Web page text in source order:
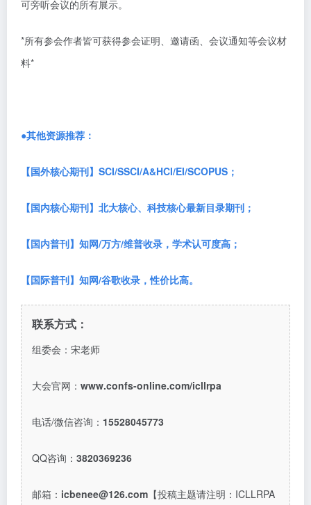
可旁听会议的所有展示。
*所有参会作者皆可获得参会证明、邀请函、会议通知等会议材
料*
●其他资源推荐：
【国外核心期刊】 SCI/SSCI/A&HCI/EI/SCOPUS；
【国内核心期刊】北大核心、科技核心最新目录期刊；
【国内普刊】知网/万方/维普收录，学术认可度高；
【国际普刊】知网/谷歌收录，性价比高。
联系方式：
组委会：宋老师
大会官网： www.confs-online.com/icllrpa
电话/微信咨询： 15528045773
QQ咨询： 3820369236
邮箱： icbenee@126.com 【投稿主题请注明： ICLLRPA